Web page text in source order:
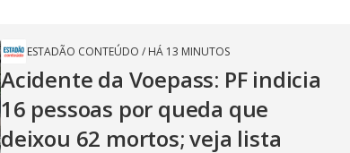
ESTADÃO CONTEÚDO / HÁ 13 MINUTOS
Acidente da Voepass: PF indicia
16 pessoas por queda que
deixou 62 mortos; veja lista